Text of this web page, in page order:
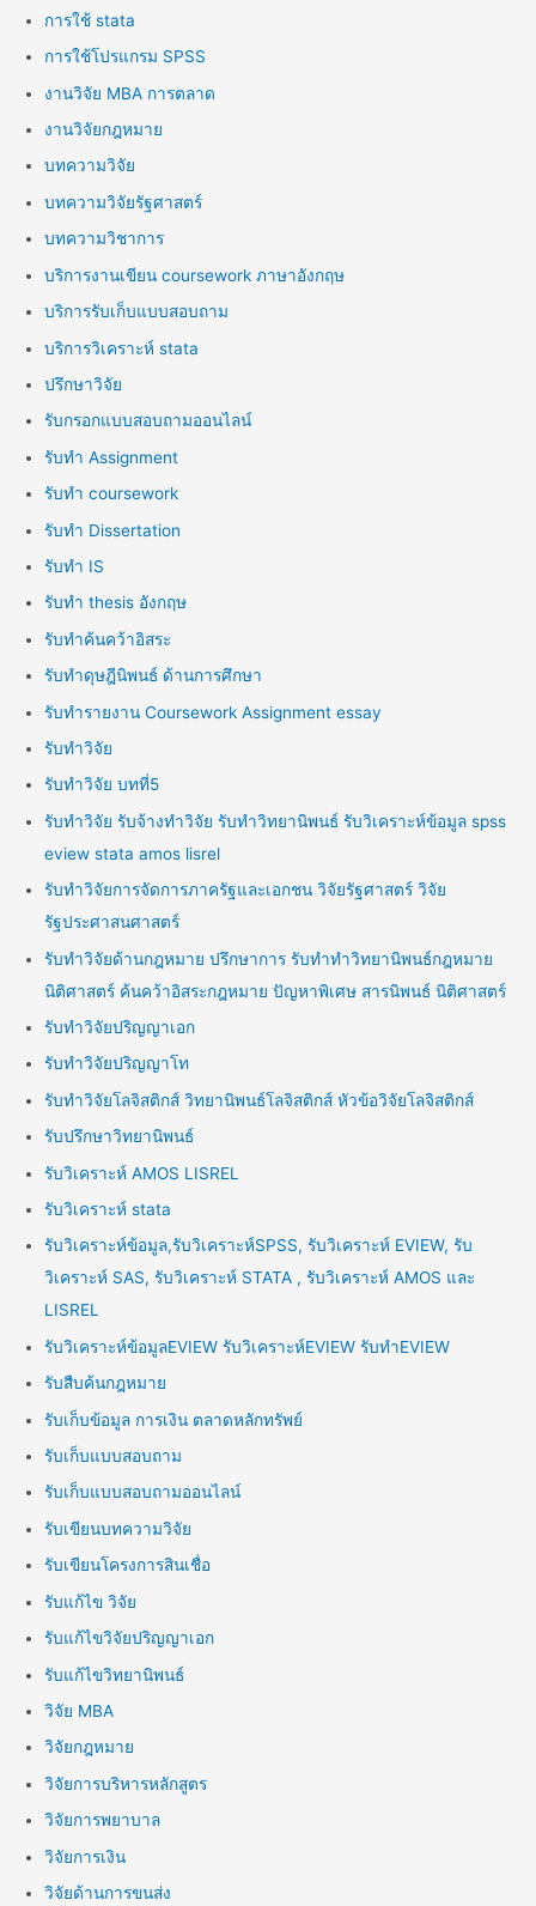
การใช้ stata
การใช้โปรแกรม SPSS
งานวิจัย MBA การตลาด
งานวิจัยกฎหมาย
บทความวิจัย
บทความวิจัยรัฐศาสตร์
บทความวิชาการ
บริการงานเขียน coursework ภาษาอังกฤษ
บริการรับเก็บแบบสอบถาม
บริการวิเคราะห์ stata
ปรึกษาวิจัย
รับกรอกแบบสอบถามออนไลน์
รับทำ Assignment
รับทำ coursework
รับทำ Dissertation
รับทำ IS
รับทำ thesis อังกฤษ
รับทำค้นคว้าอิสระ
รับทำดุษฎีนิพนธ์ ด้านการศึกษา
รับทำรายงาน Coursework Assignment essay
รับทำวิจัย
รับทำวิจัย บทที่5
รับทำวิจัย รับจ้างทำวิจัย รับทำวิทยานิพนธ์ รับวิเคราะห์ข้อมูล spss
eview stata amos lisrel
รับทำวิจัยการจัดการภาครัฐและเอกชน วิจัยรัฐศาสตร์ วิจัย
รัฐประศาสนศาสตร์
รับทำวิจัยด้านกฎหมาย ปรึกษาการ รับทำทำวิทยานิพนธ์กฎหมาย
นิติศาสตร์ ค้นคว้าอิสระกฎหมาย ปัญหาพิเศษ สารนิพนธ์ นิติศาสตร์
รับทำวิจัยปริญญาเอก
รับทำวิจัยปริญญาโท
รับทำวิจัยโลจิสติกส์ วิทยานิพนธ์โลจิสติกส์ หัวข้อวิจัยโลจิสติกส์
รับปรึกษาวิทยานิพนธ์
รับวิเคราะห์ AMOS LISREL
รับวิเคราะห์ stata
รับวิเคราะห์ข้อมูล,รับวิเคราะห์SPSS, รับวิเคราะห์ EVIEW, รับ
วิเคราะห์ SAS, รับวิเคราะห์ STATA , รับวิเคราะห์ AMOS และ
LISREL
รับวิเคราะห์ข้อมูลEVIEW รับวิเคราะห์EVIEW รับทำEVIEW
รับสืบค้นกฎหมาย
รับเก็บข้อมูล การเงิน ตลาดหลักทรัพย์
รับเก็บแบบสอบถาม
รับเก็บแบบสอบถามออนไลน์
รับเขียนบทความวิจัย
รับเขียนโครงการสินเชื่อ
รับแก้ไข วิจัย
รับแก้ไขวิจัยปริญญาเอก
รับแก้ไขวิทยานิพนธ์
วิจัย MBA
วิจัยกฎหมาย
วิจัยการบริหารหลักสูตร
วิจัยการพยาบาล
วิจัยการเงิน
วิจัยด้านการขนส่ง